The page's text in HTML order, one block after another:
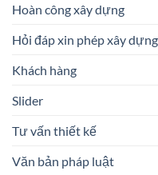
Hoàn công xây dựng
Hỏi đáp xin phép xây dựng
Khách hàng
Slider
Tư vấn thiết kế
Văn bản pháp luật